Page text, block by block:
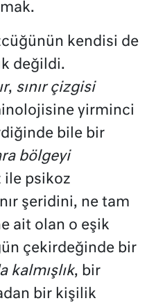
kendisi de
değildi.
, sınır çizgisi
yirminci
bile bir
bölgeyi
ile psikoz
şeridini, ne tam
ait olan o eşik
çekirdeğinde bir
kalmışlık, bir
bir kişilik